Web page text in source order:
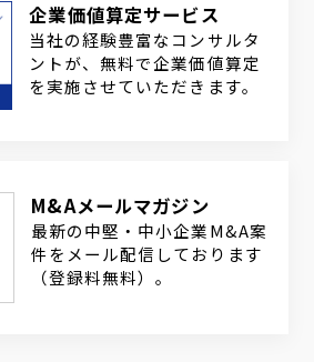
企業価値算定サービス
当社の経験豊富なコンサルタ
ントが、無料で企業価値算定
を実施させていただきます。
M&Aメールマガジン
最新の中堅・中小企業M&A案
件をメール配信しております
（登録料無料）。